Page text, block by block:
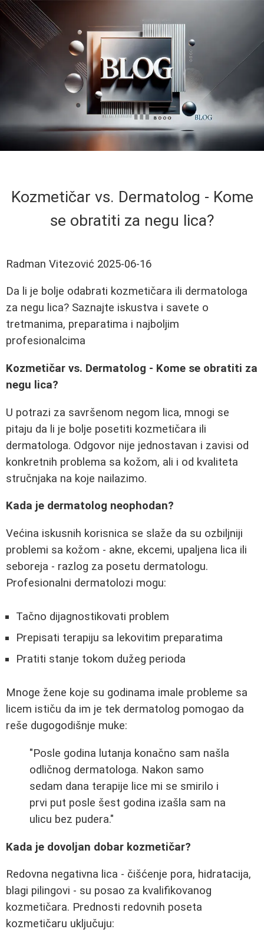
Kozmetičar vs. Dermatolog - Kome
se obratiti za negu lica?
Radman Vitezović 2025-06-16
Da li je bolje odabrati kozmetičara ili dermatologa
za negu lica? Saznajte iskustva i savete o
tretmanima, preparatima i najboljim
profesionalcima
Kozmetičar vs. Dermatolog - Kome se obratiti za
negu lica?
U potrazi za savršenom negom lica, mnogi se
pitaju da li je bolje posetiti kozmetičara ili
dermatologa. Odgovor nije jednostavan i zavisi od
konkretnih problema sa kožom, ali i od kvaliteta
stručnjaka na koje nailazimo.
Kada je dermatolog neophodan?
Većina iskusnih korisnica se slaže da su ozbiljniji
problemi sa kožom - akne, ekcemi, upaljena lica ili
seboreja - razlog za posetu dermatologu.
Profesionalni dermatolozi mogu:
Tačno dijagnostikovati problem
Prepisati terapiju sa lekovitim preparatima
Pratiti stanje tokom dužeg perioda
Mnoge žene koje su godinama imale probleme sa
licem ističu da im je tek dermatolog pomogao da
reše dugogodišnje muke:
"Posle godina lutanja konačno sam našla
odličnog dermatologa. Nakon samo
sedam dana terapije lice mi se smirilo i
prvi put posle šest godina izašla sam na
ulicu bez pudera."
Kada je dovoljan dobar kozmetičar?
Redovna negativna lica - čišćenje pora, hidratacija,
blagi pilingovi - su posao za kvalifikovanog
kozmetičara. Prednosti redovnih poseta
kozmetičaru uključuju: